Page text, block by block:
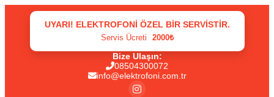
UYARI! ELEKTROFONI ÖZEL BIR SERVISTIR.
Servis Ücreti 2000₺
Bize Ulaşın:
08504300072
info@elektrofoni.com.tr